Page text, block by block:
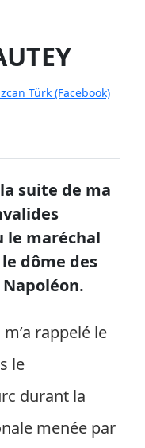
Türk (Facebook)
suite de ma
le maréchal
dôme des
rappelé le
le
durant la
menée par